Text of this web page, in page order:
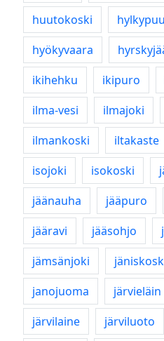
huutokoski
hylkypuu
hyökyvaara
ikihehku
ikipuro
ilma-vesi
ilmajoki
ilmankoski
iltakaste
isojoki
isokoski
jäänauha
jääpuro
jääravi
jääsohjo
jämsänjoki
janojuoma
järvieläin
järvilaine
järviluoto